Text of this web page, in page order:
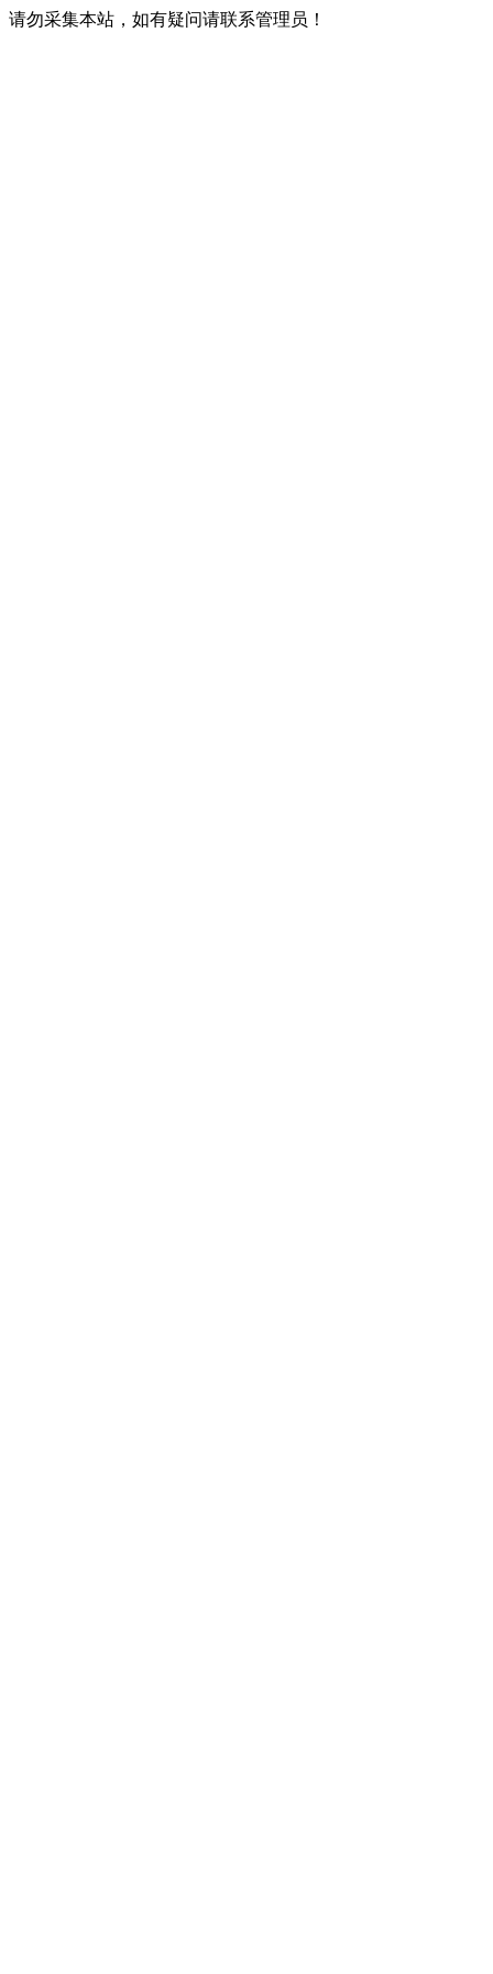
请勿采集本站，如有疑问请联系管理员！